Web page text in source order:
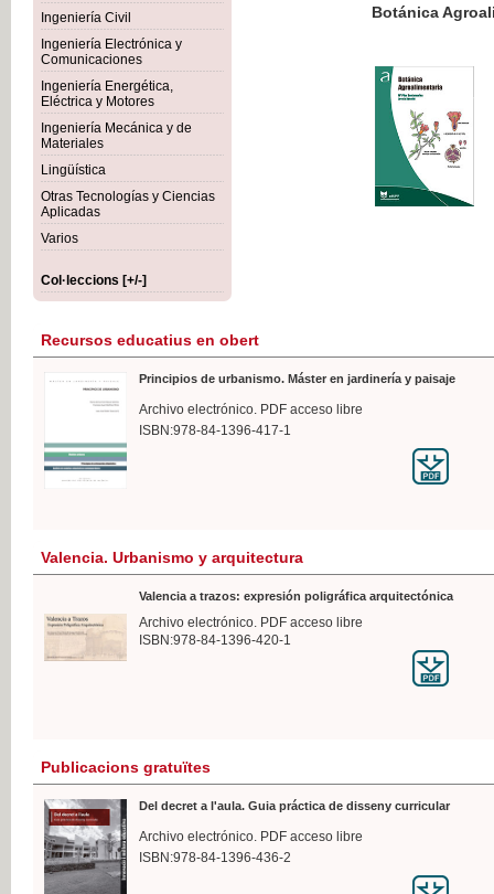
Ingeniería Civil
Ingeniería Electrónica y
Comunicaciones
Ingeniería Energética,
Eléctrica y Motores
Ingeniería Mecánica y de
Materiales
Lingüística
Otras Tecnologías y Ciencias
Aplicadas
Varios
Col·leccions [+/-]
Botánica Agroalimentaria
IVA
Recursos educatius en obert
Principios de urbanismo. Máster en jardinería y paisaje
Archivo electrónico. PDF acceso libre
ISBN:978-84-1396-417-1
Valencia. Urbanismo y arquitectura
Valencia a trazos: expresión poligráfica arquitectónica
Archivo electrónico. PDF acceso libre
ISBN:978-84-1396-420-1
Publicacions gratuïtes
Del decret a l'aula. Guia práctica de disseny curricular
Archivo electrónico. PDF acceso libre
ISBN:978-84-1396-436-2